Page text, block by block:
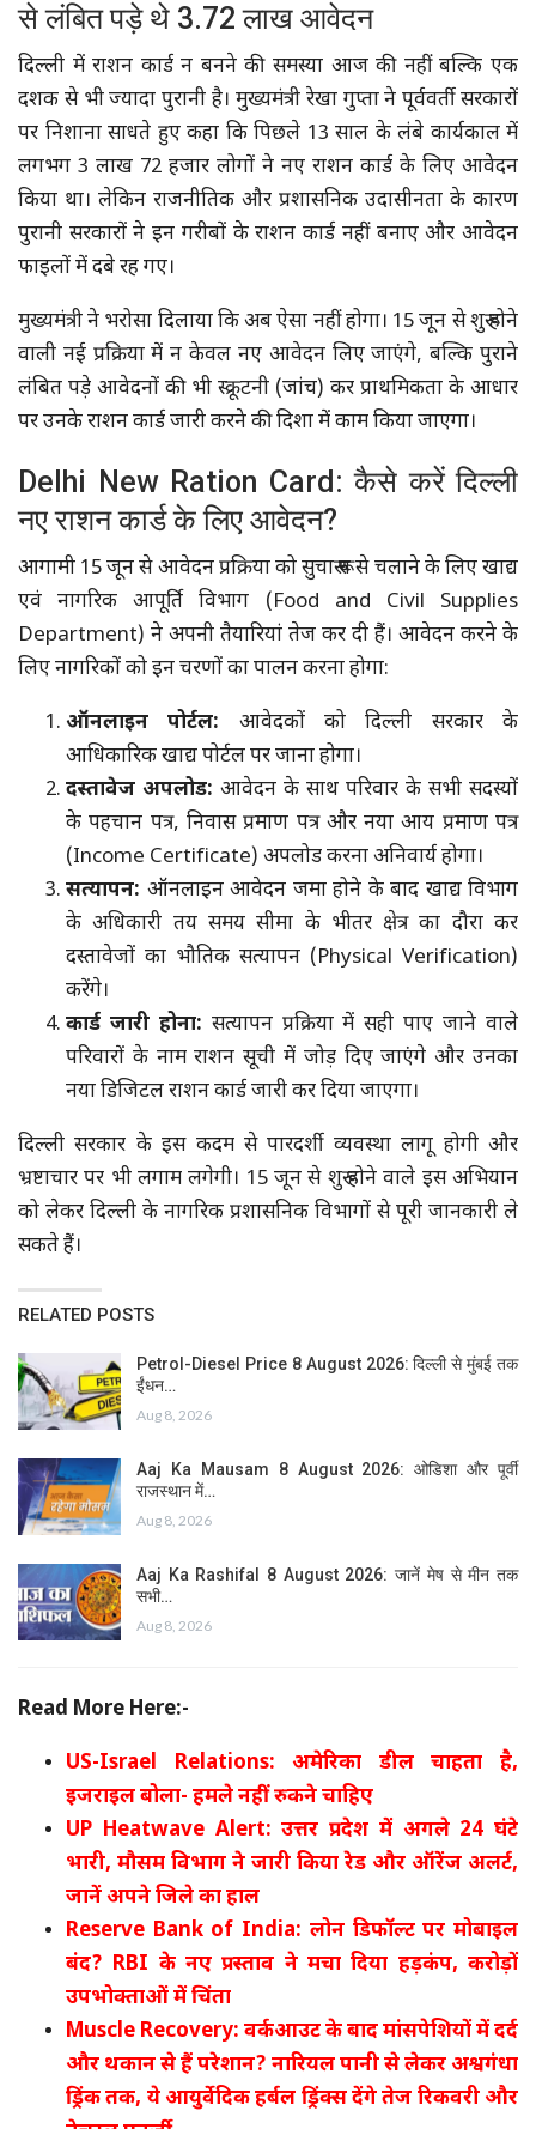
से लंबित पड़े थे 3.72 लाख आवेदन
दिल्ली में राशन कार्ड न बनने की समस्या आज की नहीं बल्कि एक
दशक से भी ज्यादा पुरानी है। मुख्यमंत्री रेखा गुप्ता ने पूर्ववर्ती सरकारों
पर निशाना साधते हुए कहा कि पिछले 13 साल के लंबे कार्यकाल में
लगभग 3 लाख 72 हजार लोगों ने नए राशन कार्ड के लिए आवेदन
किया था। लेकिन राजनीतिक और प्रशासनिक उदासीनता के कारण
पुरानी सरकारों ने इन गरीबों के राशन कार्ड नहीं बनाए और आवेदन
फाइलों में दबे रह गए।
मुख्यमंत्री ने भरोसा दिलाया कि अब ऐसा नहीं होगा। 15 जून से शुरू होने
वाली नई प्रक्रिया में न केवल नए आवेदन लिए जाएंगे, बल्कि पुराने
लंबित पड़े आवेदनों की भी स्क्रूटनी (जांच) कर प्राथमिकता के आधार
पर उनके राशन कार्ड जारी करने की दिशा में काम किया जाएगा।
Delhi New Ration Card: कैसे करें दिल्ली
नए राशन कार्ड के लिए आवेदन?
आगामी 15 जून से आवेदन प्रक्रिया को सुचारू रूप से चलाने के लिए खाद्य
एवं नागरिक आपूर्ति विभाग (Food and Civil Supplies
Department) ने अपनी तैयारियां तेज कर दी हैं। आवेदन करने के
लिए नागरिकों को इन चरणों का पालन करना होगा:
ऑनलाइन पोर्टल: आवेदकों को दिल्ली सरकार के
आधिकारिक खाद्य पोर्टल पर जाना होगा।
दस्तावेज अपलोड: आवेदन के साथ परिवार के सभी सदस्यों
के पहचान पत्र, निवास प्रमाण पत्र और नया आय प्रमाण पत्र
(Income Certificate) अपलोड करना अनिवार्य होगा।
सत्यापन: ऑनलाइन आवेदन जमा होने के बाद खाद्य विभाग
के अधिकारी तय समय सीमा के भीतर क्षेत्र का दौरा कर
दस्तावेजों का भौतिक सत्यापन (Physical Verification)
करेंगे।
कार्ड जारी होना: सत्यापन प्रक्रिया में सही पाए जाने वाले
परिवारों के नाम राशन सूची में जोड़ दिए जाएंगे और उनका
नया डिजिटल राशन कार्ड जारी कर दिया जाएगा।
दिल्ली सरकार के इस कदम से पारदर्शी व्यवस्था लागू होगी और
भ्रष्टाचार पर भी लगाम लगेगी। 15 जून से शुरू होने वाले इस अभियान
को लेकर दिल्ली के नागरिक प्रशासनिक विभागों से पूरी जानकारी ले
सकते हैं।
RELATED POSTS
Petrol-Diesel Price 8 August 2026: दिल्ली से मुंबई तक
ईंधन…
Aug 8, 2026
Aaj Ka Mausam 8 August 2026: ओडिशा और पूर्वी
राजस्थान में…
Aug 8, 2026
Aaj Ka Rashifal 8 August 2026: जानें मेष से मीन तक
सभी…
Aug 8, 2026
Read More Here:-
US-Israel Relations: अमेरिका डील चाहता है,
इजराइल बोला- हमले नहीं रुकने चाहिए
UP Heatwave Alert: उत्तर प्रदेश में अगले 24 घंटे
भारी, मौसम विभाग ने जारी किया रेड और ऑरेंज अलर्ट,
जानें अपने जिले का हाल
Reserve Bank of India: लोन डिफॉल्ट पर मोबाइल
बंद? RBI के नए प्रस्ताव ने मचा दिया हड़कंप, करोड़ों
उपभोक्ताओं में चिंता
Muscle Recovery: वर्कआउट के बाद मांसपेशियों में दर्द
और थकान से हैं परेशान? नारियल पानी से लेकर अश्वगंधा
ड्रिंक तक, ये आयुर्वेदिक हर्बल ड्रिंक्स देंगे तेज रिकवरी और